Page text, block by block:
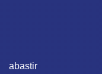
abastir